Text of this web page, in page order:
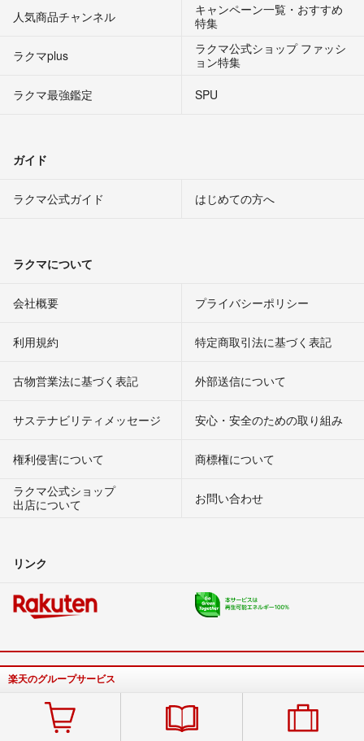
人気商品チャンネル
キャンペーン一覧・おすすめ
特集
ラクマplus
ラクマ公式ショップ ファッシ
ョン特集
ラクマ最強鑑定
SPU
ガイド
ラクマ公式ガイド はじめての方へ
ラクマについて
会社概要 プライバシーポリシー
利用規約 特定商取引法に基づく表記
古物営業法に基づく表記 外部送信について
サステナビリティメッセージ 安心・安全のための取り組み
権利侵害について
商標権について
ラクマ公式ショップ
出店について
お問い合わせ
リンク
楽天のグループサービス